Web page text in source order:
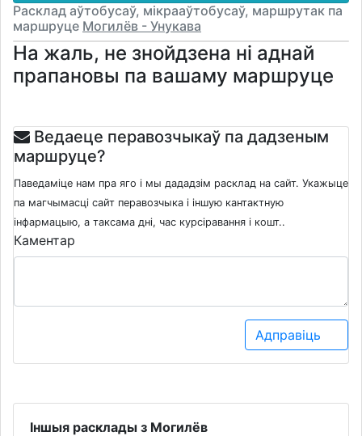
Расклад аўтобусаў, мікрааўтобусаў, маршрутак па
маршруце Могилёв - Унукава
На жаль, не знойдзена ні аднай
прапановы па вашаму маршруце
Ведаеце перавозчыкаў па дадзеным
маршруце?
Паведаміце нам пра яго і мы дададзім расклад на сайт. Укажыце
па магчымасці сайт перавозчыка і іншую кантактную
інфармацыю, а таксама дні, час курсіравання і кошт..
Каментар
Адправіць
Іншыя расклады з Могилёв